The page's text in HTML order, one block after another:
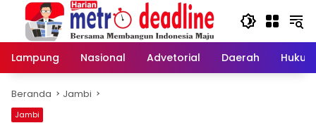
Langsung
konten
Lampung
Nasional Advetorial Daerah Hukum
Beranda Jambi
Jambi